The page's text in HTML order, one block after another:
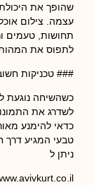
שהופך את
עצמה. צילום
תחושות, טעמים
לתפוס את
### טכניקות
כשהשיחה נוגעת
לשדרג את
כדאי להימנע
טבעי המגיע דרך
ניתן ל